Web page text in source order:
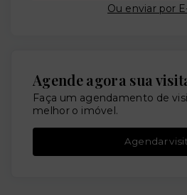
Ou enviar por
Agende agora sua
Faça um agendamento de
melhor o imóvel.
Agendar